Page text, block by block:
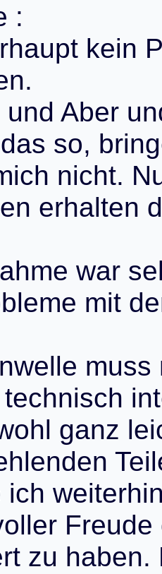
:
rhaupt kein
n.
und Aber un
das so, bring
ich nicht. N
en erhalten d
ahme war se
bleme mit de
nwelle muss
technisch int
ohl ganz lei
hlenden Teil
ich weiterhi
oller Freude
rt zu haben.